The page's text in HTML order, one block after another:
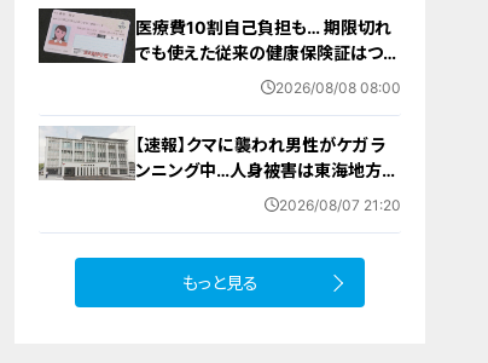
医療費10割自己負担も… 期限切れ
でも使えた従来の健康保険証はつい
に終了 8月以降起こりうるマイナ保
2026/08/08 08:00
【速報】クマに襲われ男性がケガ ラ
ンニング中…人身被害は東海地方で
今シーズン初めて 岐阜県高山市
2026/08/07 21:20
もっと見る